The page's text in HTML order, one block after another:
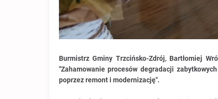
Burmistrz Gminy Trzcińsko-Zdrój, Bartłomiej
"Zahamowanie procesów degradacji
poprzez remont i modernizację".